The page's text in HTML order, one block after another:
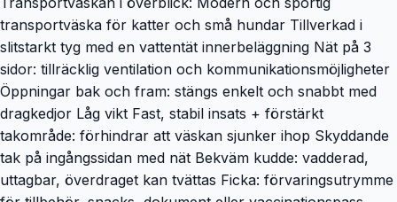
transportväska för katter och små hundar Tillverkad i
slitstarkt tyg med en vattentät innerbeläggning Nät på 3
sidor: tillräcklig ventilation och kommunikationsmöjligheter
Öppningar bak och fram: stängs enkelt och snabbt med
dragkedjor Låg vikt Fast, stabil insats + förstärkt
takområde: förhindrar att väskan sjunker ihop Skyddande
tak på ingångssidan med nät Bekväm kudde: vadderad,
uttagbar, överdraget kan tvättas Ficka: förvaringsutrymme